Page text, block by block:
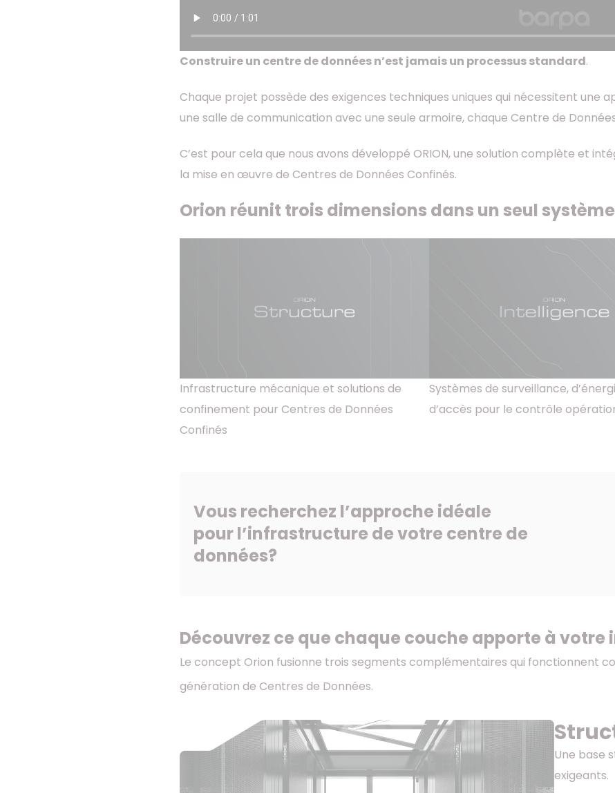
Construire un centre de données n’est jamais un processus standard.
Chaque projet possède des exigences techniques uniques qui nécessitent une
une salle de communication avec une seule armoire, chaque Centre de
C’est pour cela que nous avons développé ORION, une solution complète et
la mise en œuvre de Centres de Données Confinés.
Orion réunit trois dimensions dans un seul
Infrastructure mécanique et solutions de
confinement pour Centres de Données
Confinés
Systèmes de surveillance,
d’accès pour le contrôle
Vous recherchez l’approche idéale
pour l’infrastructure de votre centre de
données?
Découvrez ce que chaque couche apporte à
Le concept Orion fusionne trois segments complémentaires qui fonctionnent
génération de Centres de Données.
Une base
exigeants.